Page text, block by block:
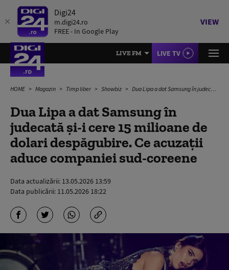
Digi24
m.digi24.ro
FREE - In Google Play
VIEW
LIVE FM LIVE TV
HOME Magazin Timp liber Showbiz Dua Lipa a dat Samsung în judecată și-i cere 15 milioane de dolari despăgubire. Ce acuzații aduce companiei sud-coreene
Dua Lipa a dat Samsung în
judecată și-i cere 15 milioane de
dolari despăgubire. Ce acuzații
aduce companiei sud-coreene
Data actualizării: 13.05.2026 13:59
Data publicării: 11.05.2026 18:22